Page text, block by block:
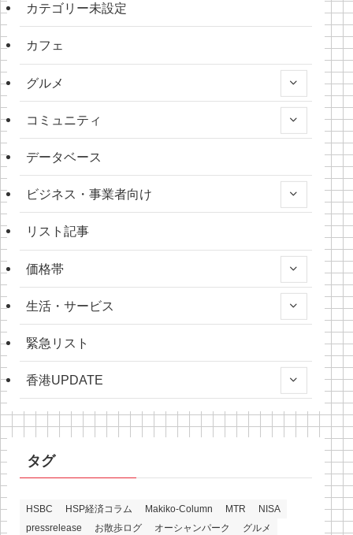
カテゴリー未設定
カフェ
グルメ
コミュニティ
データベース
ビジネス・事業者向け
リスト記事
価格帯
生活・サービス
緊急リスト
香港UPDATE
タグ
HSBC HSP経済コラム Makiko-Column MTR
NISA
pressrelease
お散歩ログ オーシャンパーク
グルメ